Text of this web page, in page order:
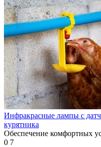
Инфракрасные лампы с
курятника
Обеспечение комфортных
0 7